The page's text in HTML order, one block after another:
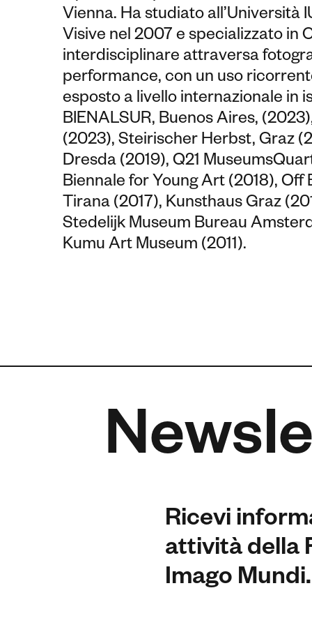
Vienna. Ha studiato all’Università
Visive nel 2007 e specializzato in
interdisciplinare attraversa
performance, con un uso
esposto a livello internazionale in
BIENALSUR, Buenos Aires,
(2023), Steirischer Herbst, Graz
Dresda (2019), Q21
Biennale for Young Art (2018),
Tirana (2017), Kunsthaus Graz
Stedelijk Museum Bureau
Kumu Art Museum (2011).
Ricevi
attività della
Imago Mundi.